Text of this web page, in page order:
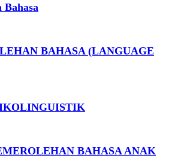
Bahasa
BAHASA (LANGUAGE
BAHASA ANAK